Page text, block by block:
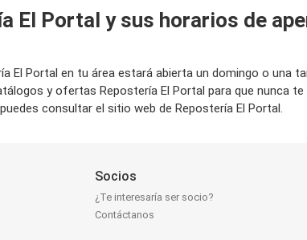
El Portal y sus horarios de
El Portal en tu área estará abierta un domingo o una
y ofertas Repostería El Portal para que nunca
consultar el sitio web de Repostería El Portal.
Socios
¿Te interesaría ser socio?
Contáctanos